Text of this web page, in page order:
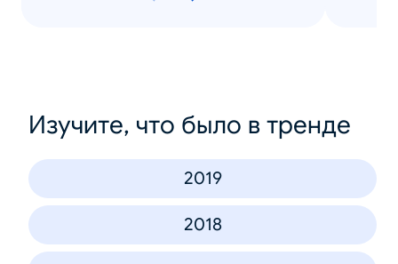
Изучите, что было в тренде
2019
2018